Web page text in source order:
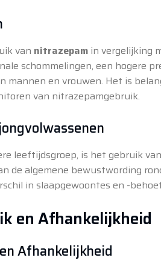
van nitrazepamin vergelijking
schommelingen, een hogere
mannen en vrouwen. Het is
van nitrazepamgebruik.
leeftijdsgroep, is het gebruik van
de algemene bewustwording
in slaapgewoontes en -
en Afhankelijkheid
Afhankelijkheid